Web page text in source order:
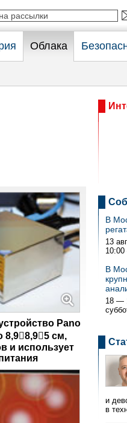
Облака
Pano
8,98,95 см,
и использует
В
13
В
18 —
и
в